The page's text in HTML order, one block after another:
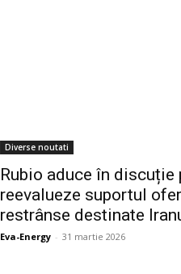
Diverse noutati
Rubio aduce în
reevalueze suportul
restrânse destinate
Eva-Energy - 31 martie 2026